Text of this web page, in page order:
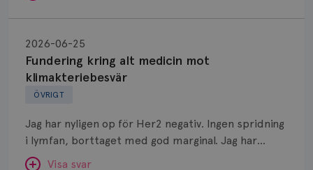
SVAR:
Hej. Oavsett vilken hormonsänkande behandling
(men även cytostatika) man får så kan en del
uppleva negativ påverkan på minnet. Prata din
märke eller annan aromatashämmare. Det kan ofta
vara bra att ha en paus först, för att se att
besvären blir bättre, men bäst är att prata med
ÖVRIGT
Fundering kring alt medicin mot
klimakteriebesvär
2026-06-25
Jag har nyligen op för Her2 negativ. Ingen spridning
i lymfan, borttaget med god marginal. Jag har
genomgått en 5 dagars strålning och är färdig
Visa svar
kring
medicin